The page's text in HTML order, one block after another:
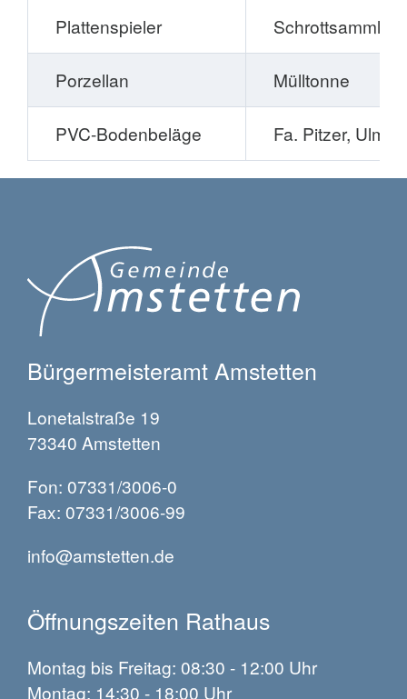
Plattenspieler
Porzellan Mülltonne
PVC-Bodenbeläge Fa. Pitzer, Ulm,
Bürgermeisteramt Amstetten
Lonetalstraße 19
73340 Amstetten
Fon: 07331/3006-0
Fax: 07331/3006-99
info@amstetten.de
Öffnungszeiten Rathaus
Montag bis Freitag: 08:30 - 12:00 Uhr
Montag: 14:30 - 18:00 Uhr